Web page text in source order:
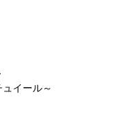
イール～